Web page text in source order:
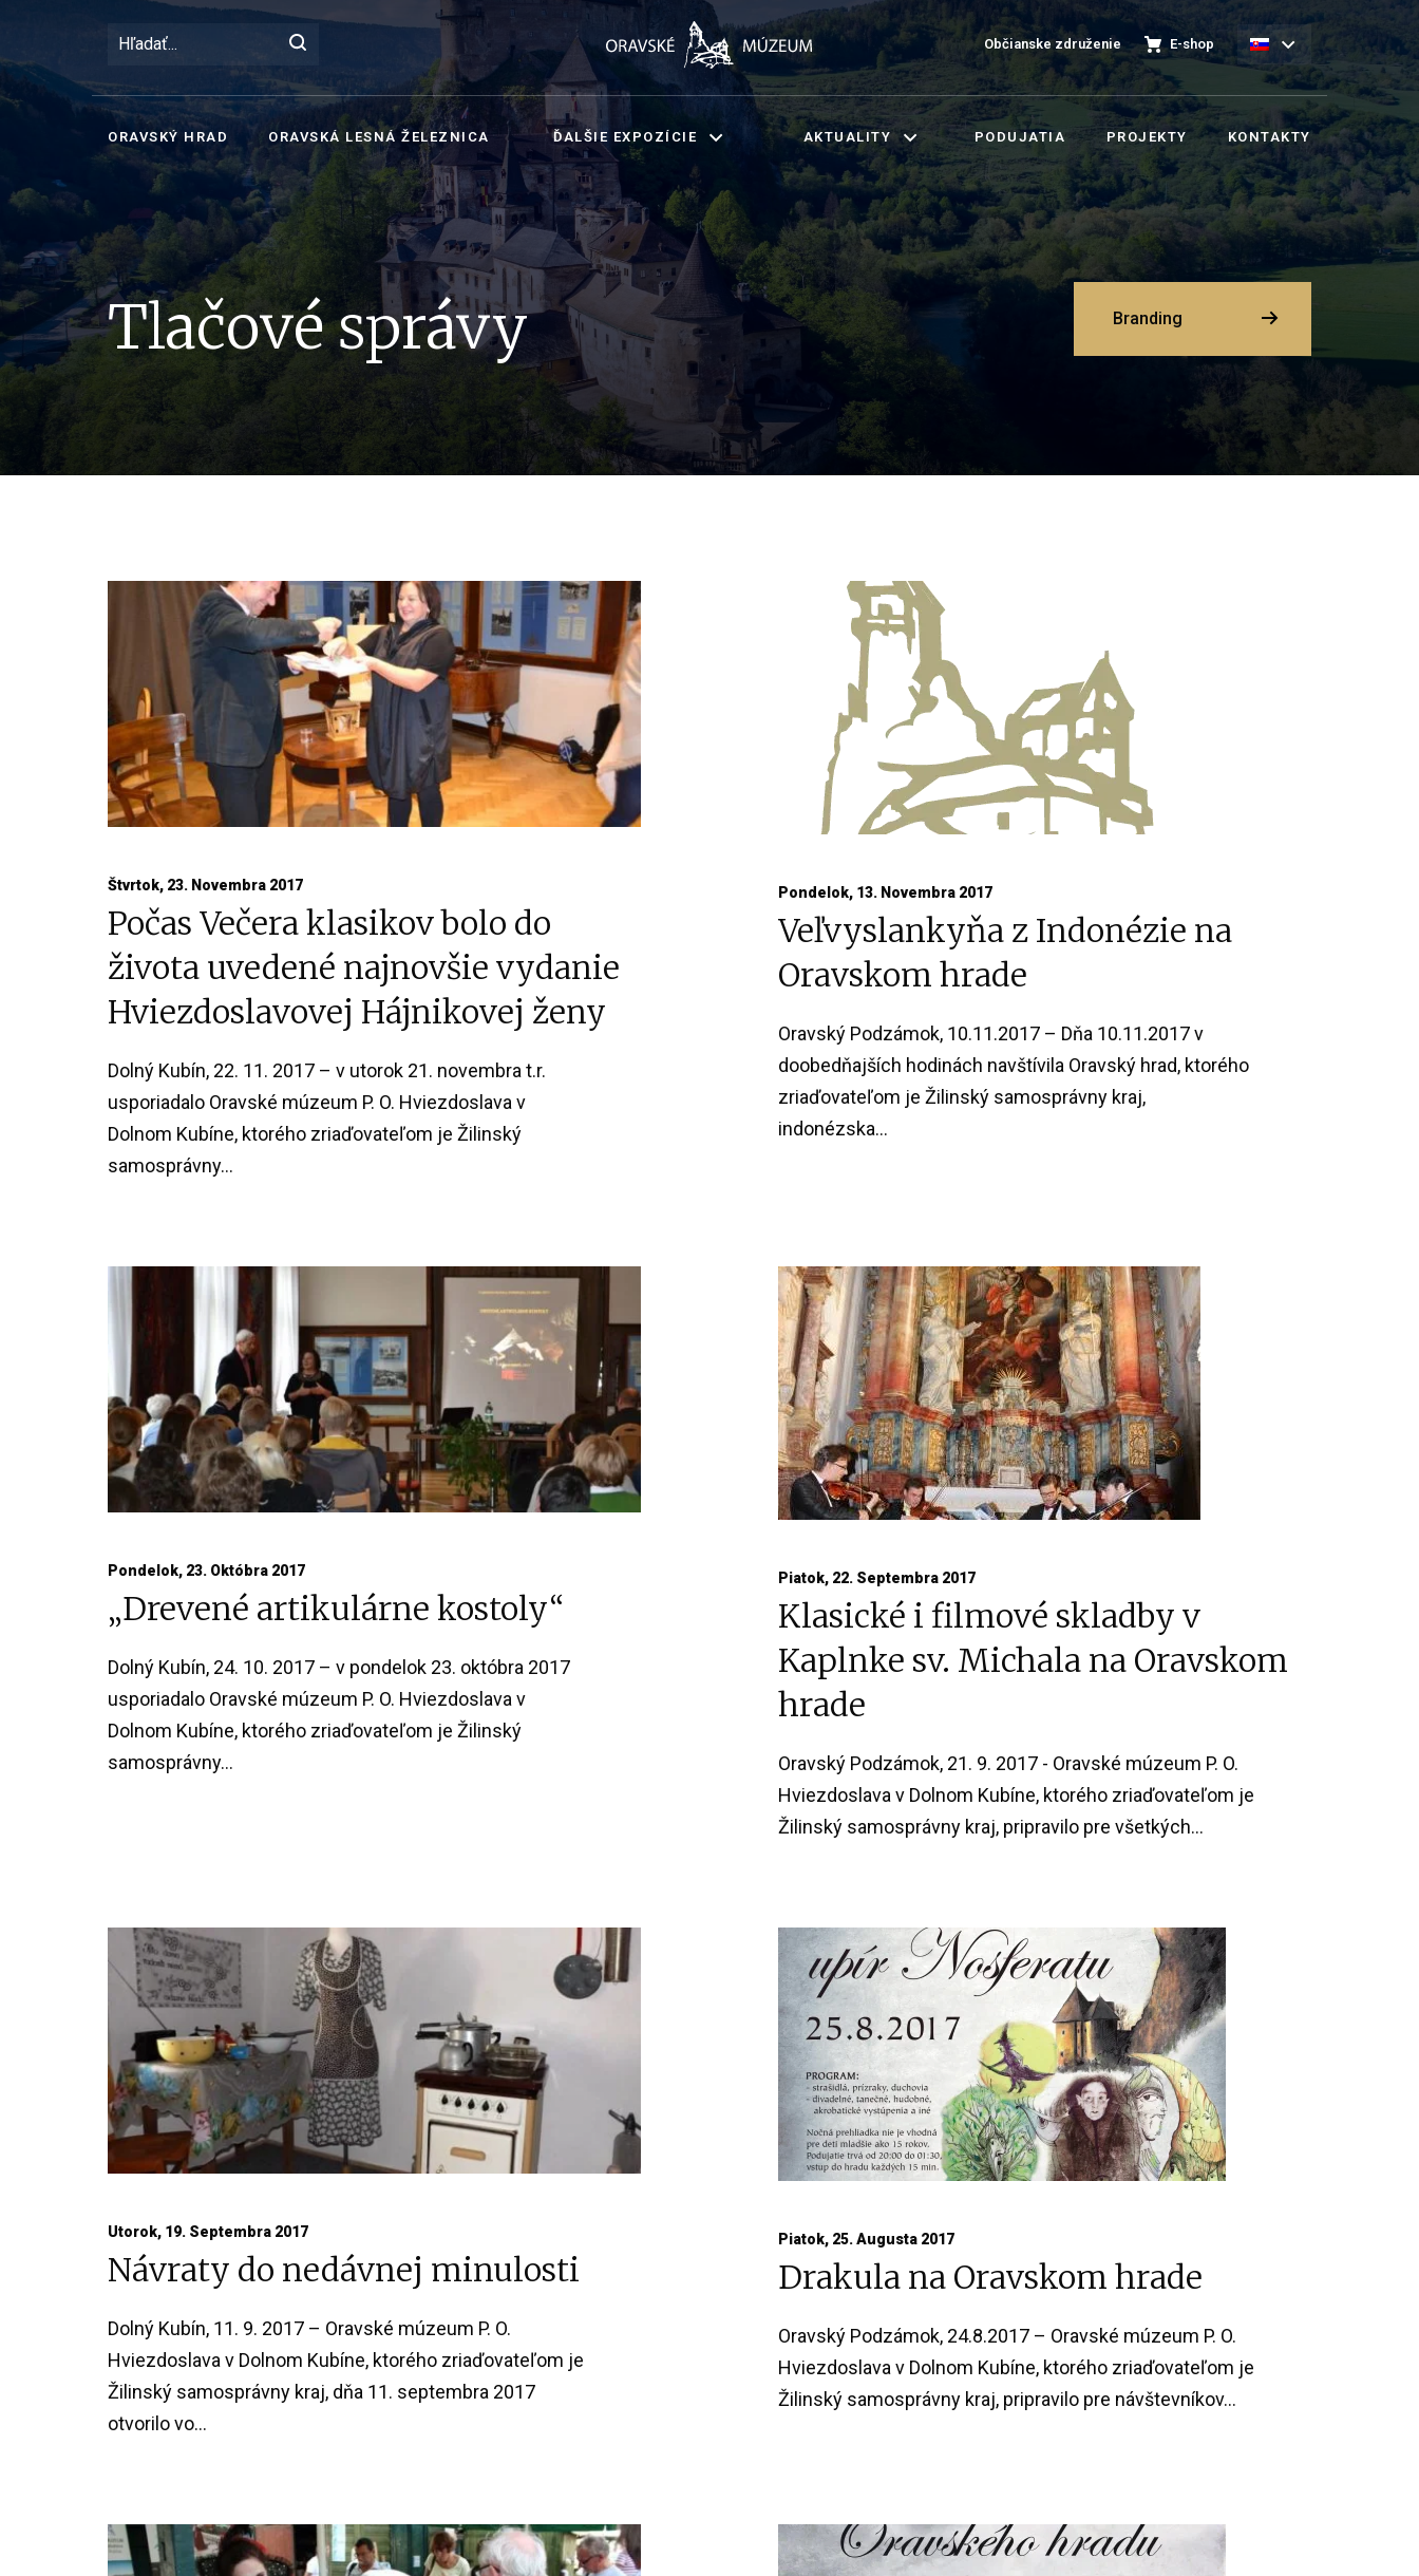
Občianske združenie E-shop
ORAVSKÝ HRAD ORAVSKÁ LESNÁ ŽELEZNICA ĎALŠIE EXPOZÍCIE AKTUALITY PODUJATIA PROJEKTY KONTAKTY
Tlačové správy Branding
Štvrtok, 23. Novembra 2017
Počas Večera klasikov bolo do
života uvedené najnovšie vydanie
Hviezdoslavovej Hájnikovej ženy
Dolný Kubín, 22. 11. 2017 – v utorok 21. novembra t.r.
usporiadalo Oravské múzeum P. O. Hviezdoslava v
Dolnom Kubíne, ktorého zriaďovateľom je Žilinský
samosprávny...
Pondelok, 13. Novembra 2017
Veľvyslankyňa z Indonézie na
Oravskom hrade
Oravský Podzámok, 10.11.2017 – Dňa 10.11.2017 v
doobedňajších hodinách navštívila Oravský hrad, ktorého
zriaďovateľom je Žilinský samosprávny kraj,
indonézska...
Pondelok, 23. Októbra 2017
„Drevené artikulárne kostoly“
Dolný Kubín, 24. 10. 2017 – v pondelok 23. októbra 2017
usporiadalo Oravské múzeum P. O. Hviezdoslava v
Dolnom Kubíne, ktorého zriaďovateľom je Žilinský
samosprávny...
Piatok, 22. Septembra 2017
Klasické i filmové skladby v
Kaplnke sv. Michala na Oravskom
hrade
Oravský Podzámok, 21. 9. 2017 - Oravské múzeum P. O.
Hviezdoslava v Dolnom Kubíne, ktorého zriaďovateľom je
Žilinský samosprávny kraj, pripravilo pre všetkých...
Utorok, 19. Septembra 2017
Návraty do nedávnej minulosti
Dolný Kubín, 11. 9. 2017 – Oravské múzeum P. O.
Hviezdoslava v Dolnom Kubíne, ktorého zriaďovateľom je
Žilinský samosprávny kraj, dňa 11. septembra 2017
otvorilo vo...
Piatok, 25. Augusta 2017
Drakula na Oravskom hrade
Oravský Podzámok, 24.8.2017 – Oravské múzeum P. O.
Hviezdoslava v Dolnom Kubíne, ktorého zriaďovateľom je
Žilinský samosprávny kraj, pripravilo pre návštevníkov...